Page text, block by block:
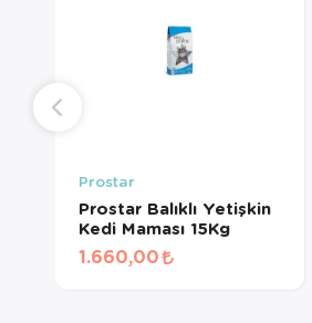
Prostar
Prostar Balıklı Yetişkin
Kedi Maması 15Kg
1.660,00